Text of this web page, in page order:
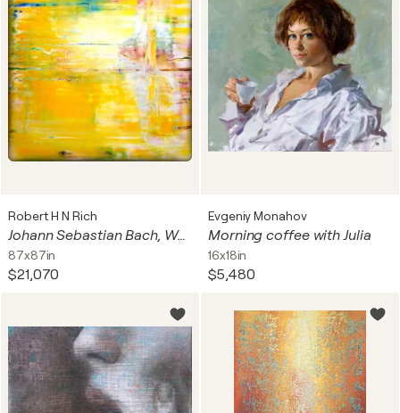
Robert H N Rich
Johann Sebastian Bach, Wachet auf, ruft uns die Stimme, Kantate BWV 140, 2020-2023-1
87x87in
$21,070
Evgeniy Monahov
Morning coffee with Julia
16x18in
$5,480